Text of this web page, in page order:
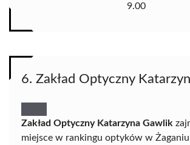
9.00
6. Zakład Optyczny
Zakład Optyczny Katarzyna Gawlik
miejsce w rankingu optyków w